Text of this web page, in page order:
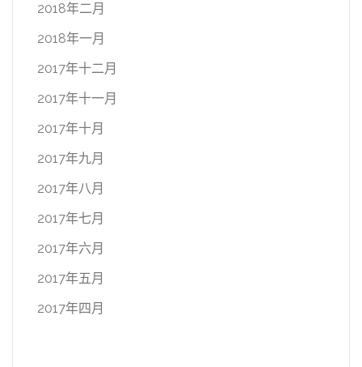
2018年二月
2018年一月
2017年十二月
2017年十一月
2017年十月
2017年九月
2017年八月
2017年七月
2017年六月
2017年五月
2017年四月